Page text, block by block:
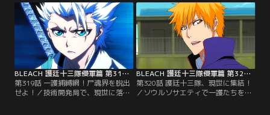
が、ソウルソサエティでは断界に行
った死神たちが連絡を絶ち、行方不
明になるという事件が発生してい
た。そんな折、現世ではコンが道端
でひとりの少女を拾っていた。【提
供：バンダイチャンネル】
魂街のほうへ逃げて瀞霊廷の様子を
うかがおうとするふたり。そこへ恋
次と一角が現れる。彼らもまた、一
護たちを捕まえようと追ってきたの
だった。仲間だと思っていた恋次た
ちに刃を向けられ…。【提供：バン
ダイチャンネル】
BLEACH 護廷十三隊侵軍篇 第319話
第319話 一護捕縛網！尸魂界を脱出
せよ！／技術開発局で、現世に落ち
BLEACH 護廷十三隊侵軍篇 第320話
第320話 護廷十三隊、現世に集結！
／ソウルソサエティで一護たちを襲